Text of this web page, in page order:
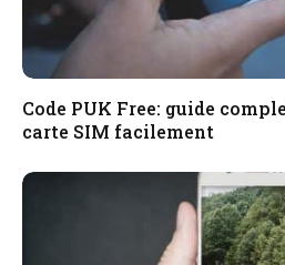
Code PUK Free: guide
carte SIM facilement